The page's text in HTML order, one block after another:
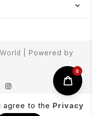
| Powered by
Pinterest
agree to the Privacy
0